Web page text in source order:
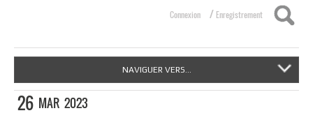
Connexion / Enregistrement
NAVIGUER VERS...
26 MAR 2023